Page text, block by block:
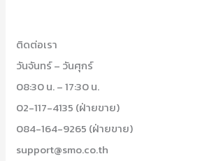
ติดต่อเรา
วันจันทร์ – วันศุกร์
08:30 น. – 17:30 น.
02-117-4135 (ฝ่ายขาย)
084-164-9265 (ฝ่ายขาย)
support@smo.co.th